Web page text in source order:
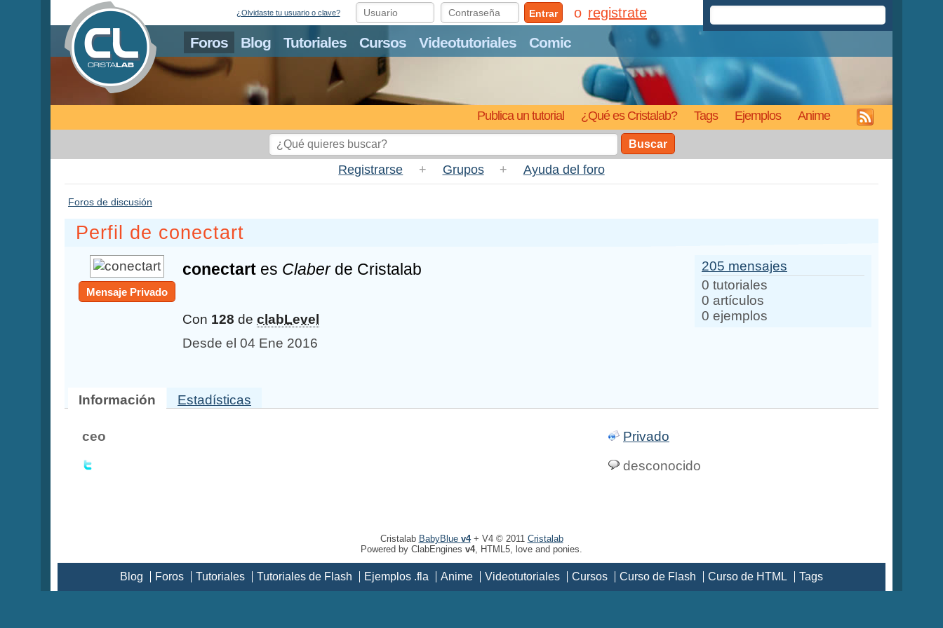
Foros Blog Tutoriales Cursos Videotutoriales Comic
Publica un tutorial ¿Qué es Cristalab? Tags Ejemplos Anime
¿Olvidaste tu usuario o clave? Entrar registrate
Buscar
Registrarse + Grupos + Ayuda del foro
Foros de discusión
Perfil de conectart
Mensaje Privado
conectart es Claberde Cristalab
Con 128 de clabLevel
Desde el 04 Ene 2016
205 mensajes
0 tutoriales
0 artículos
0 ejemplos
Información Estadísticas
ceo
Privado
desconocido
Cristalab BabyBlue v4+ V4 © 2011 Cristalab
Powered by ClabEngines v4, HTML5, love and ponies.
Blog Foros Tutoriales Tutoriales de Flash Ejemplos .fla Anime Videotutoriales Cursos Curso de Flash Curso de HTML Tags